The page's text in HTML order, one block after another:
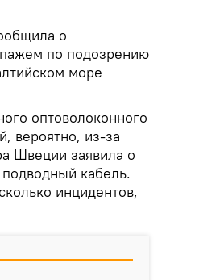
о
по подозрению
море
оптоволоконного
вероятно, из-за
Швеции заявила о
кабель.
инцидентов,